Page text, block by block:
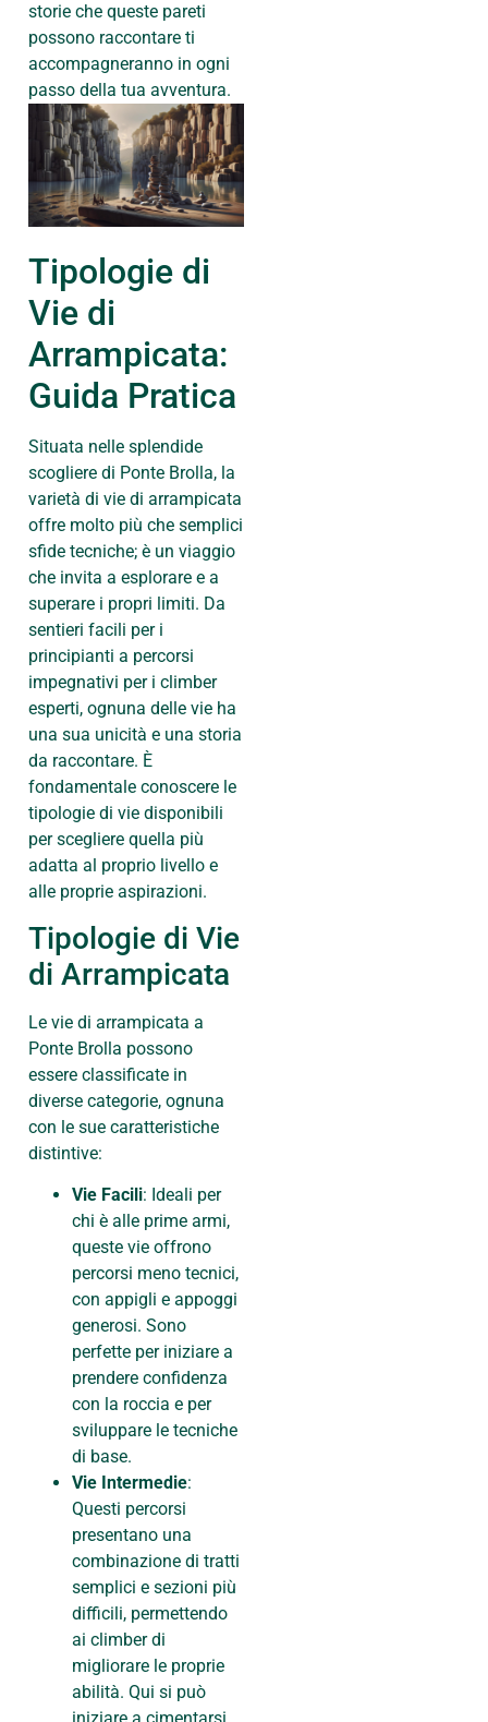
storie che queste pareti
possono raccontare ti
accompagneranno in ogni
passo della tua avventura.
Tipologie di
Vie di
Arrampicata:
Guida Pratica
Situata nelle splendide
scogliere di Ponte Brolla, la
varietà di vie di arrampicata
offre molto più che semplici
sfide tecniche; è un viaggio
che invita a esplorare e a
superare i propri limiti. Da
sentieri facili per i
principianti a percorsi
impegnativi per i climber
esperti, ognuna delle vie ha
una sua unicità e una storia
da raccontare. È
fondamentale conoscere le
tipologie di vie disponibili
per scegliere quella più
adatta al proprio livello e
alle proprie aspirazioni.
Tipologie di Vie
di Arrampicata
Le vie di arrampicata a
Ponte Brolla possono
essere classificate in
diverse categorie, ognuna
con le sue caratteristiche
distintive:
Vie Facili: Ideali per
chi è alle prime armi,
queste vie offrono
percorsi meno tecnici,
con appigli e appoggi
generosi. Sono
perfette per iniziare a
prendere confidenza
con la roccia e per
sviluppare le tecniche
di base.
Vie Intermedie:
Questi percorsi
presentano una
combinazione di tratti
semplici e sezioni più
difficili, permettendo
ai climber di
migliorare le proprie
abilità. Qui si può